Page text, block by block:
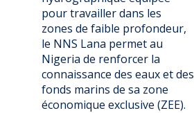
pour travailler dans les
zones de faible profondeur,
le NNS Lana permet au
Nigeria de renforcer la
connaissance des eaux et des
fonds marins de sa zone
économique exclusive (ZEE).